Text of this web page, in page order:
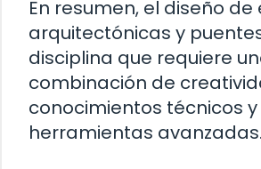
En resumen, el diseño
arquitectónicas y
disciplina que requiere
combinación de
conocimientos técnicos y
herramientas avanzadas.